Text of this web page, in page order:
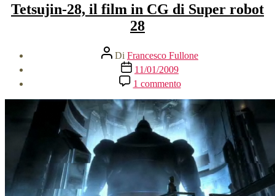
Tetsujin-28, il film in CG di Super robot
28
Autore
articolo
Di Francesco Fullone
Data
dell'articolo
11/01/2009
1 commentosu
Tetsujin-
28,
il
film
in
CG
di
Super
robot
28